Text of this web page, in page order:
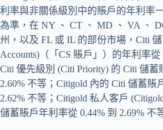
利率與非關係級別中的賬戶的年利率
為準，在 NY 、 CT 、 MD 、 VA 、
州，以及 FL 或 IL 的部份市場，Citi 儲
Accounts)（「CS 賬戶」）的年利率從
Citi 優先級別 (Citi Priority) 的 Citi 儲蓄
2.60% 不等；Citigold 內的 Citi 儲蓄賬
2.62% 不等；Citigold 私人客戶
儲蓄賬戶年利率從 0.44% 到 2.69% 不